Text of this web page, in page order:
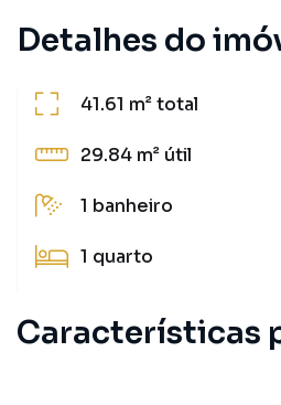
Detalhes do
41.61 m²total
29.84 m² útil
1 banheiro
1 quarto
Características